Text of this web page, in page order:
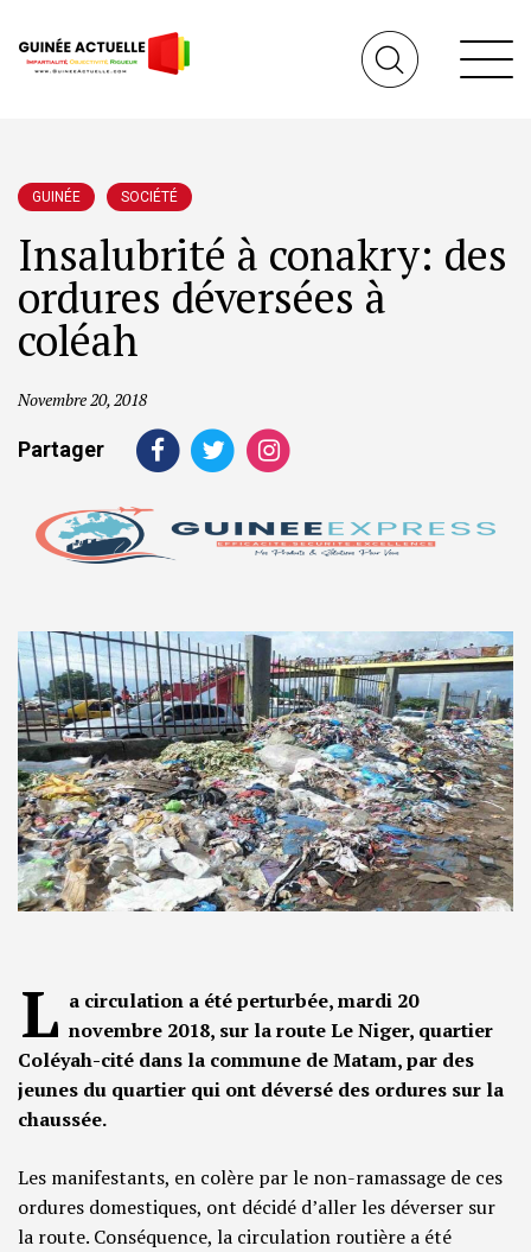
GUINÉE SOCIÉTÉ
Insalubrité à conakry: des
ordures déversées à
coléah
Novembre 20, 2018
Partager
L a circulation a été perturbée, mardi 20
novembre 2018, sur la route Le Niger, quartier
Coléyah-cité dans la commune de Matam, par des
jeunes du quartier qui ont déversé des ordures sur la
chaussée.
Les manifestants, en colère par le non-ramassage de ces
ordures domestiques, ont décidé d’aller les déverser sur
la route. Conséquence, la circulation routière a été